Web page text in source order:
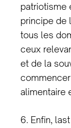
patriotisme
principe de
tous les
ceux
et de la
alimentaire
6. Enfin,